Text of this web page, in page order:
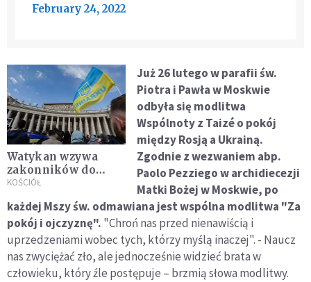
February 24, 2022
Watykan wzywa
zakonników do
modlitwy o pokój na
KOŚCIÓŁ
Już 26 lutego w parafii św.
Piotra i Pawła w Moskwie
odbyła się modlitwa
Wspólnoty z Taizé o pokój
między Rosją a Ukrainą.
Zgodnie z wezwaniem abp.
Paolo Pezziego w archidiecezji
Matki Bożej w Moskwie, po
każdej Mszy św. odmawiana jest wspólna modlitwa "Za
pokój i ojczyznę". "Chroń nas przed nienawiścią i
uprzedzeniami wobec tych, którzy myślą inaczej". - Naucz
nas zwyciężać zło, ale jednocześnie widzieć brata w
człowieku, który źle postępuje – brzmią słowa modlitwy.